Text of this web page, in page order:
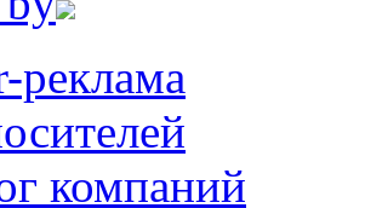
реклама
компаний